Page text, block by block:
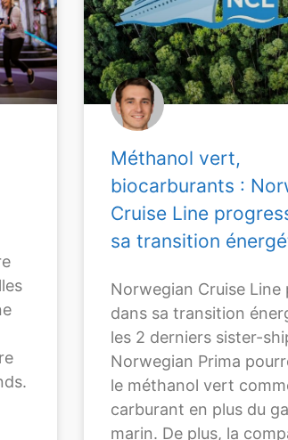
Méthanol vert,
biocarburants :
Cruise Line
sa transition
Norwegian Cruise Line
dans sa transition
les 2 derniers sister-
Norwegian Prima
le méthanol vert
carburant en plus du
marin. De plus, la